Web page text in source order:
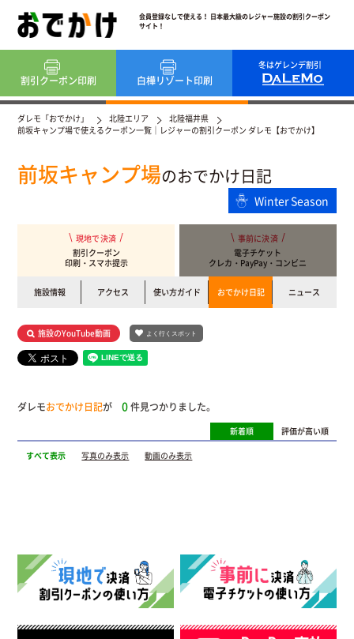
会員登録なしで使える！ 日本最大級のレジャー施設の割引クーポン
サイト！
冬はゲレンデ割引
割引クーポン印刷 白樺リゾート印刷
ダレモ「おでかけ」 北陸エリア
北陸福井県
前坂キャンプ場で使えるクーポン一覧｜レジャーの割引クーポン ダレモ【おでかけ】
前坂キャンプ場のおでかけ日記
Winter Season
現地で決済
割引クーポン
印刷・スマホ提示
事前に決済
電子チケット
クレカ・PayPay・コンビニ
施設情報 アクセス 使い方ガイド おでかけ日記 ニュース
施設のYouTube動画 よく行くスポット
ダレモおでかけ日記が0件見つかりました。
新着順 評価が高い順
すべて表示 写真のみ表示 動画のみ表示